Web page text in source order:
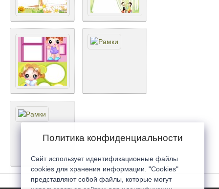
Политика конфиденциальности
Сайт использует идентификационные файлы
cookies для хранения информации. "Cookies"
представляют собой файлы, которые могут